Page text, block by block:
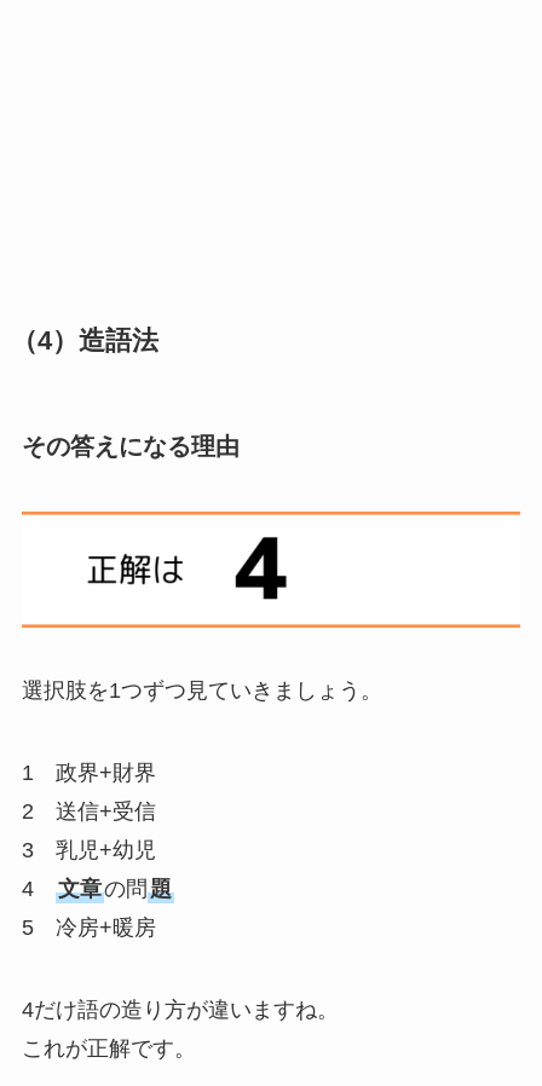
（4）造語法
その答えになる理由
選択肢を1つずつ見ていきましょう。
1 政界+財界
2 送信+受信
3 乳児+幼児
4 文章の問題
5 冷房+暖房
4だけ語の造り方が違いますね。
これが正解です。